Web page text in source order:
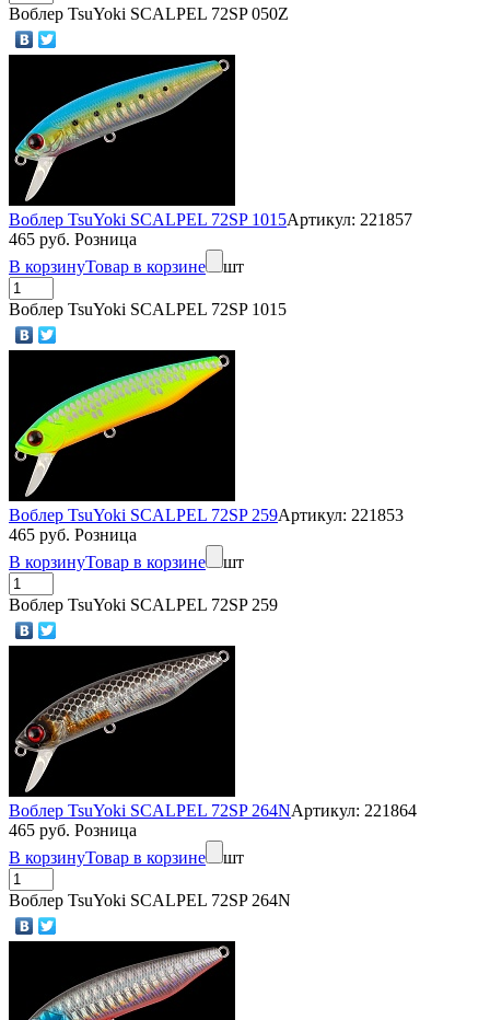
Воблер TsuYoki SCALPEL 72SP 050Z
Воблер TsuYoki SCALPEL 72SP 1015Артикул: 221857
465 руб. Розница
В корзинуТовар в корзине шт
Воблер TsuYoki SCALPEL 72SP 1015
Воблер TsuYoki SCALPEL 72SP 259Артикул: 221853
465 руб. Розница
В корзинуТовар в корзине шт
Воблер TsuYoki SCALPEL 72SP 259
Воблер TsuYoki SCALPEL 72SP 264NАртикул: 221864
465 руб. Розница
В корзинуТовар в корзине шт
Воблер TsuYoki SCALPEL 72SP 264N